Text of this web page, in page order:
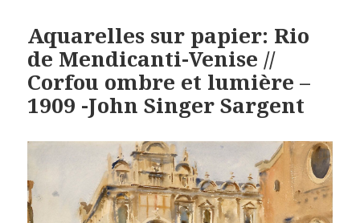
Aquarelles sur papier: Rio
de Mendicanti-Venise //
Corfou ombre et lumière –
1909 -John Singer Sargent